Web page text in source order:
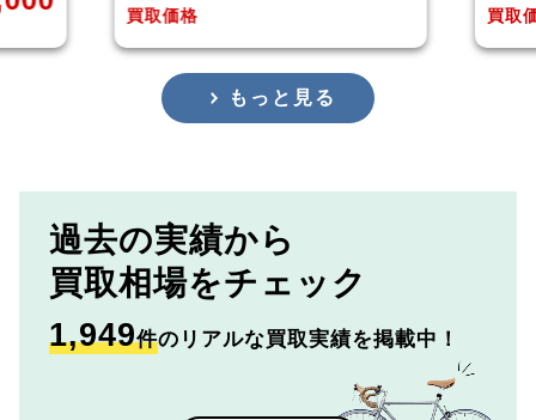
買取価格 買
もっと見る
過去の実績から
買取相場をチェック
1,949件のリアルな買取実績を掲載中！